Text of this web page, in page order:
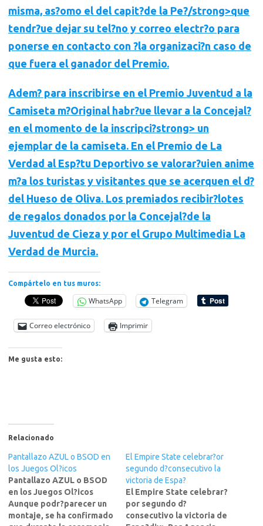
misma, as?omo el del capit?de la Pe?/strong>que
tendr?ue dejar su tel?no y correo electr?o para
ponerse en contacto con ?la organizaci?n caso de
que fuera el ganador del Premio.
Adem? para inscribirse en el Premio Juventud a la
Camiseta m?Original habr?ue llevar a la Concejal?
en el momento de la inscripci?strong> un
ejemplar de la camiseta. En el Premio de La
Verdad al Esp?tu Deportivo se valorar?uien anime
m?a los turistas y visitantes que se acerquen el d?
del Hueso de Oliva. Los premiados recibir?lotes
de regalos donados por la Concejal?de la
Juventud de Cieza y por el Grupo Multimedia La
Verdad de Murcia.
Compártelo en tus muros:
WhatsApp Telegram
Correo electrónico Imprimir
Me gusta esto:
Relacionado
Pantallazo AZUL o BSOD en
los Juegos Ol?icos
Pantallazo AZUL o BSOD
en los Juegos Ol?icos
Aunque podr?parecer un
montaje, se ha confirmado
El Empire State celebrar?or
segundo d?consecutivo la
victoria de Espa?
El Empire State celebrar?
por segundo d?
consecutivo la victoria de